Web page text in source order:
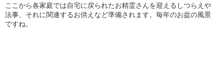
ここから各家庭では自宅に戻られたお精霊さんを迎えるしつらえや
法事、それに関連するお供えなど準備されます。毎年のお盆の風景
ですね。